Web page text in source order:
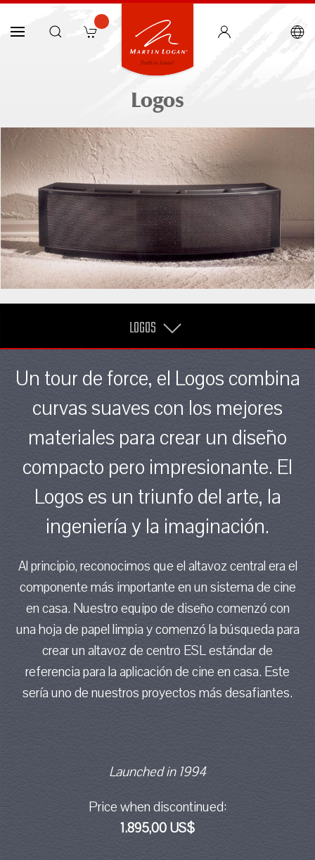
Logos
LOGOS
Un tour de force, el Logos combina
curvas suaves con los mejores
materiales para crear un diseño
compacto pero impresionante. El
Logos es un triunfo del arte, la
ingeniería y la imaginación.
Al principio, reconocimos que el altavoz central era el
componente más importante en un sistema de cine
en casa. Nuestro equipo de diseño comenzó con
una hoja de papel limpia y comenzó la búsqueda para
crear un altavoz de centro ESL estándar de
referencia para la aplicación de cine en casa. Este
sería uno de nuestros proyectos más desafiantes.
Launched in 1994
Price when discontinued:
1.895,00 US$